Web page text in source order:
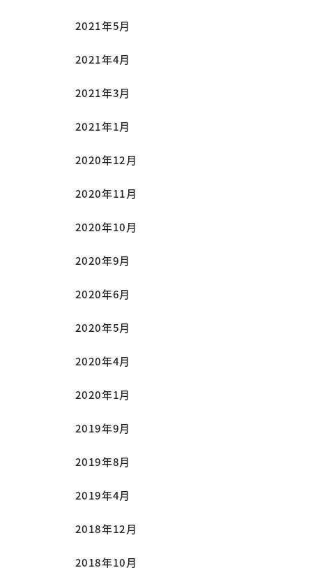
2021年5月
2021年4月
2021年3月
2021年1月
2020年12月
2020年11月
2020年10月
2020年9月
2020年6月
2020年5月
2020年4月
2020年1月
2019年9月
2019年8月
2019年4月
2018年12月
2018年10月